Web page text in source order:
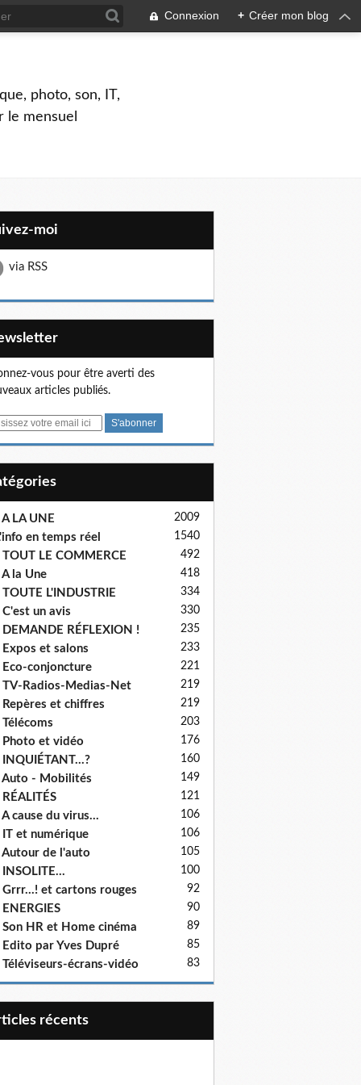
Connexion + Créer mon blog
photo, son, IT,
le mensuel
moi
via RSS
vous pour être averti des
articles publiés.
LA UNE 2009
en temps réel 1540
LE COMMERCE 492
la Une 418
L'INDUSTRIE 334
un avis 330
RÉFLEXION ! 235
et salons 233
conjoncture 221
Radios-Medias-Net 219
et chiffres 219
203
et vidéo 176
160
Auto - Mobilités 149
121
cause du virus... 106
et numérique 106
de l'auto 105
100
et cartons rouges 92
90
HR et Home cinéma 89
par Yves Dupré 85
écrans-vidéo 83
récents